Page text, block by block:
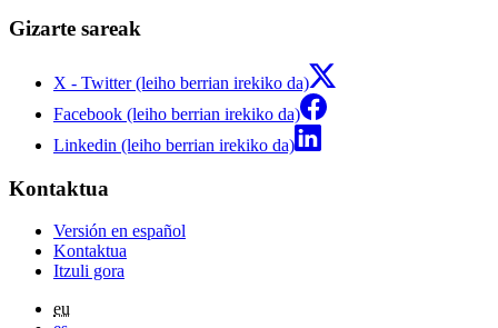
Gizarte sareak
X - Twitter (leiho berrian irekiko da)
Facebook (leiho berrian irekiko da)
Linkedin (leiho berrian irekiko da)
Kontaktua
Versión en español
Kontaktua
Itzuli gora
eu